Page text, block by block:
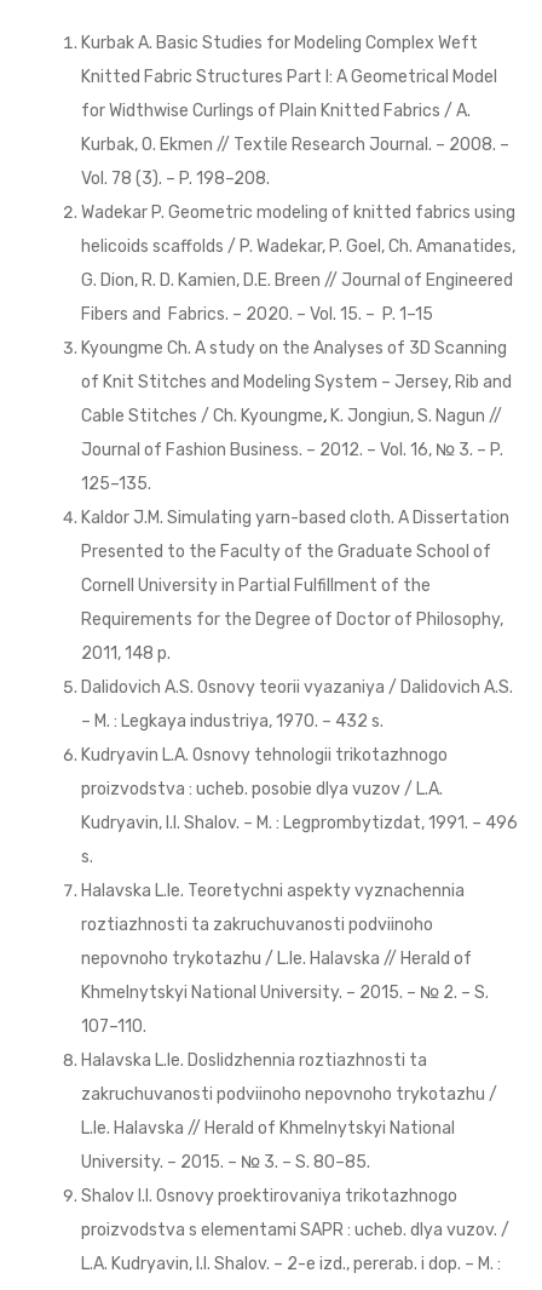
Kurbak A. Basic Studies for Modeling Complex Weft
Knitted Fabric Structures Part I: A Geometrical Model
for Widthwise Curlings of Plain Knitted Fabrics / A.
Kurbak, O. Ekmen // Textile Research Journal. – 2008. –
Vol. 78 (3). – P. 198–208.
Wadekar P. Geometric modeling of knitted fabrics using
helicoids scaffolds / P. Wadekar, P. Goel, Ch. Amanatides,
G. Dion, R. D. Kamien, D.E. Breen // Journal of Engineered
Fibers and Fabrics. – 2020. – Vol. 15. – P. 1–15
Kyoungme Ch. A study on the Analyses of 3D Scanning
of Knit Stitches and Modeling System – Jersey, Rib and
Cable Stitches / Ch. Kyoungme, K. Jongiun, S. Nagun //
Journal of Fashion Business. – 2012. – Vol. 16, № 3. – P.
125–135.
Kaldor J.M. Simulating yarn-based cloth. A Dissertation
Presented to the Faculty of the Graduate School of
Cornell University in Partial Fulfillment of the
Requirements for the Degree of Doctor of Philosophy,
2011, 148 p.
Dalidovich A.S. Osnovy teorii vyazaniya / Dalidovich A.S.
– M. : Legkaya industriya, 1970. – 432 s.
Kudryavin L.A. Osnovy tehnologii trikotazhnogo
proizvodstva : ucheb. posobie dlya vuzov / L.A.
Kudryavin, I.I. Shalov. – M. : Legprombytizdat, 1991. – 496
s.
Halavska L.Ie. Teoretychni aspekty vyznachennia
roztiazhnosti ta zakruchuvanosti podviinoho
nepovnoho trykotazhu / L.Ie. Halavska // Herald of
Khmelnytskyi National University. – 2015. – № 2. – S.
107–110.
Halavska L.Ie. Doslidzhennia roztiazhnosti ta
zakruchuvanosti podviinoho nepovnoho trykotazhu /
L.Ie. Halavska // Herald of Khmelnytskyi National
University. – 2015. – № 3. – S. 80–85.
Shalov I.I. Osnovy proektirovaniya trikotazhnogo
proizvodstva s elementami SAPR : ucheb. dlya vuzov. /
L.A. Kudryavin, I.I. Shalov. – 2-e izd., pererab. i dop. – M. :